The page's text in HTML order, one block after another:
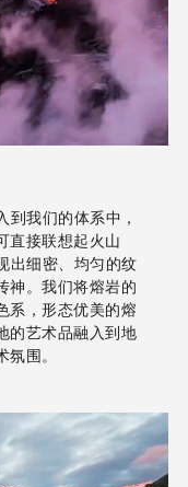
我们的体系中，
直接联想起火山
出细密、均匀的纹
神。我们将熔岩的
系，形态优美的熔
的艺术品融入到地
围。